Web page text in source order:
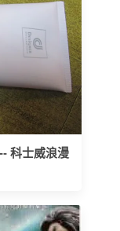
科士威浪漫